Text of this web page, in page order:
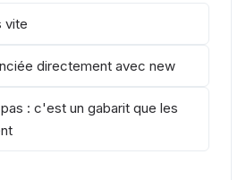
vite
directement avec new
: c'est un gabarit que les